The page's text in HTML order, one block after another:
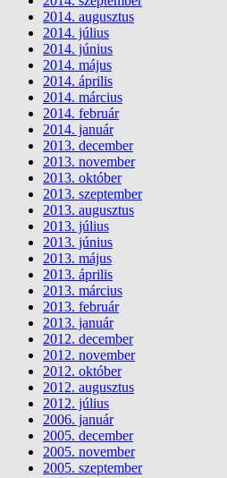
2014. augusztus
2014. július
2014. június
2014. május
2014. április
2014. március
2014. február
2014. január
2013. december
2013. november
2013. október
2013. szeptember
2013. augusztus
2013. július
2013. június
2013. május
2013. április
2013. március
2013. február
2013. január
2012. december
2012. november
2012. október
2012. augusztus
2012. július
2006. január
2005. december
2005. november
2005. szeptember